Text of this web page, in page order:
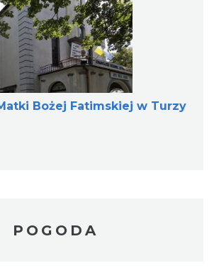
Bożej Fatimskiej w Turzy
POGODA